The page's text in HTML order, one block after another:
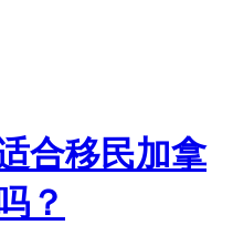
合移民加拿
？